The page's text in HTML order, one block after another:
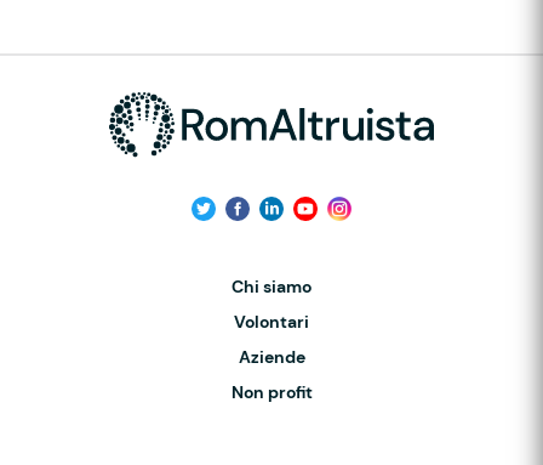
Chi siamo
Volontari
Aziende
Non profit